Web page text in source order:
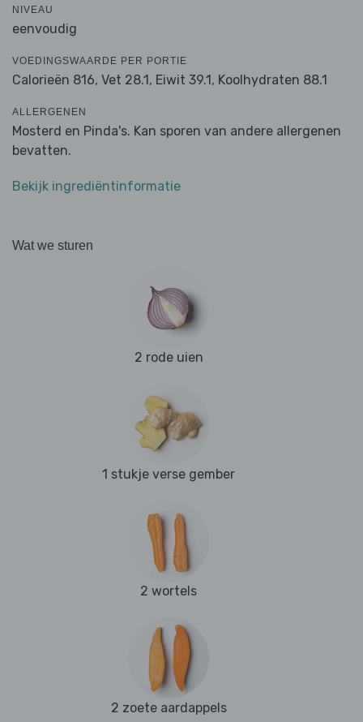
NIVEAU
eenvoudig
VOEDINGSWAARDE PER PORTIE
Calorieën 816, Vet 28.1, Eiwit 39.1, Koolhydraten 88.1
ALLERGENEN
Mosterd en Pinda's. Kan sporen van andere allergenen
bevatten.
Bekijk ingrediëntinformatie
Wat we sturen
2 rode uien
1 stukje verse gember
2 wortels
2 zoete aardappels